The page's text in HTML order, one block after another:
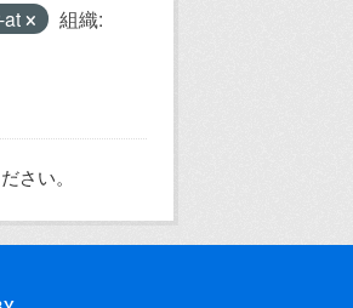
at
組織:
さい。